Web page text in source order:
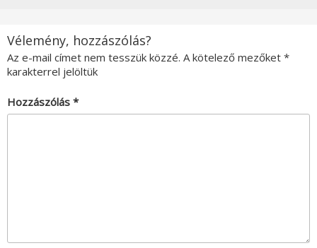
Vélemény, hozzászólás?
Az e-mail címet nem tesszük közzé. A kötelező mezőket *
karakterrel jelöltük
Hozzászólás *